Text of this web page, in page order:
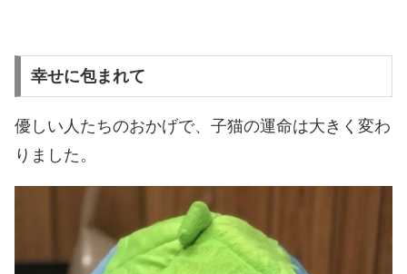
幸せに包まれて
優しい人たちのおかげで、子猫の運命は大きく変わ
りました。